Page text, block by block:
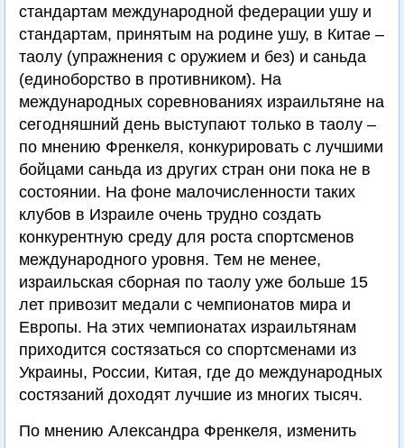
стандартам международной федерации ушу и
стандартам, принятым на родине ушу, в Китае –
таолу (упражнения с оружием и без) и саньда
(единоборство в противником). На
международных соревнованиях израильтяне на
сегодняшний день выступают только в таолу –
по мнению Френкеля, конкурировать с лучшими
бойцами саньда из других стран они пока не в
состоянии. На фоне малочисленности таких
клубов в Израиле очень трудно создать
конкурентную среду для роста спортсменов
международного уровня. Тем не менее,
израильская сборная по таолу уже больше 15
лет привозит медали с чемпионатов мира и
Европы. На этих чемпионатах израильтянам
приходится состязаться со спортсменами из
Украины, России, Китая, где до международных
состязаний доходят лучшие из многих тысяч.
По мнению Александра Френкеля, изменить